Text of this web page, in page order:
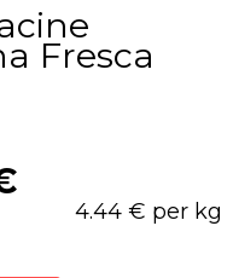
Fresca
4.44 € per kg